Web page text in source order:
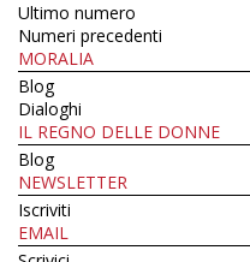
Ultimo numero
Numeri precedenti
MORALIA
Blog
Dialoghi
IL REGNO DELLE DONNE
Blog
NEWSLETTER
Iscriviti
EMAIL